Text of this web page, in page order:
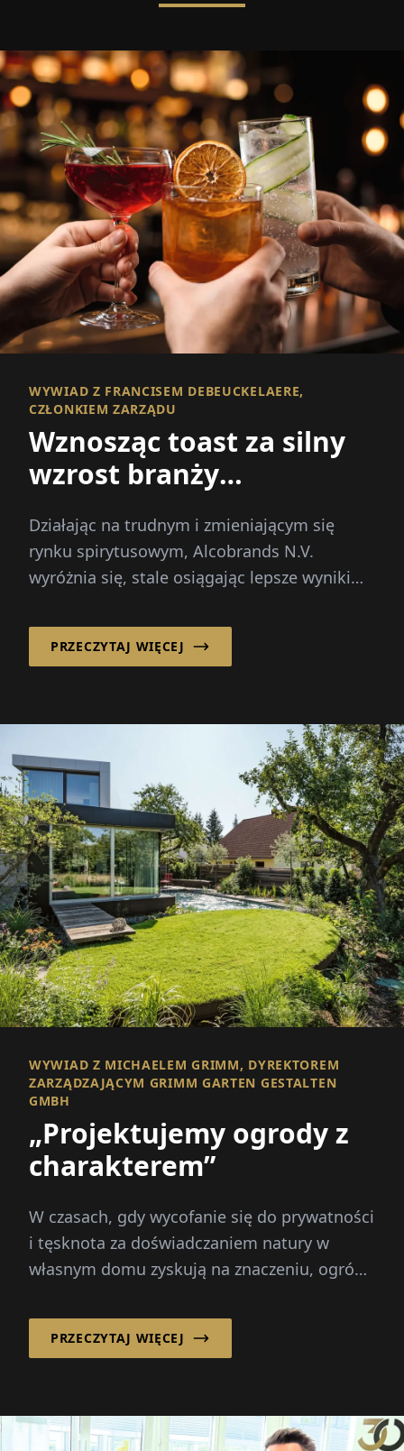
WYWIAD Z FRANCISEM DEBEUCKELAERE,
CZŁONKIEM ZARZĄDU
Wznosząc toast za silny
wzrost branży
Działając na trudnym i zmieniającym się
rynku spirytusowym, Alcobrands N.V.
wyróżnia się, stale osiągając lepsze wyniki
PRZECZYTAJ WIĘCEJ
WYWIAD Z MICHAELEM GRIMM, DYREKTOREM
ZARZĄDZAJĄCYM GRIMM GARTEN GESTALTEN
GMBH
„Projektujemy ogrody z
charakterem”
W czasach, gdy wycofanie się do prywatności
i tęsknota za doświadczaniem natury w
własnym domu zyskują na znaczeniu, ogród
indywidualnych projektów życiowych, ogród
rozwija się...
PRZECZYTAJ WIĘCEJ